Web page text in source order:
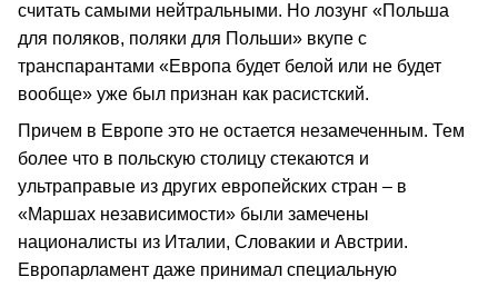
считать самыми нейтральными. Но лозунг «Польша
для поляков, поляки для Польши» вкупе с
транспарантами «Европа будет белой или не будет
вообще» уже был признан как расистский.
Причем в Европе это не остается незамеченным. Тем
более что в польскую столицу стекаются и
ультраправые из других европейских стран – в
«Маршах независимости» были замечены
националисты из Италии, Словакии и Австрии.
Европарламент даже принимал специальную